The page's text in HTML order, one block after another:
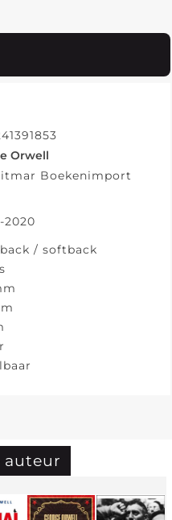
Orwell
Boekenimport
2020
/ softback
auteur